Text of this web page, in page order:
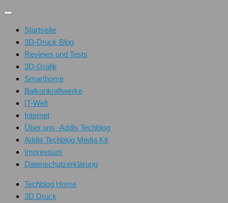
Unter
Inhalt
Startseite
3D-Druck Blog
Reviews und Tests
3D-Grafik
Smarthome
Balkonkraftwerke
IT-Welt
Internet
Über uns -Addis Techblog
Addis Techblog Media Kit
Impressum
Datenschutzerklärung
Techblog Home
3D Druck